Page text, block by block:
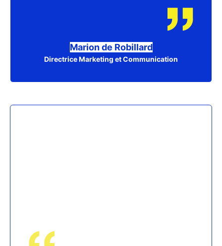
Marion de Robillard
Directrice Marketing et Communication